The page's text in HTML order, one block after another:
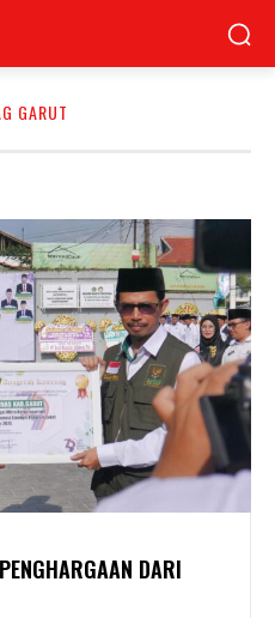
GARUT
DARI